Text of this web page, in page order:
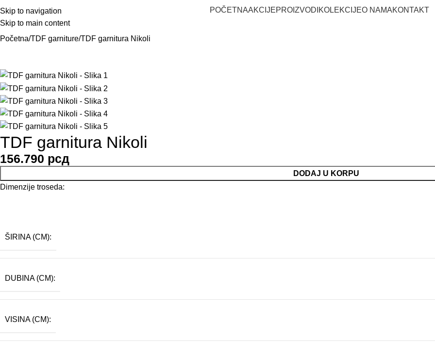
Skip to navigation
Skip to main content
POČETNAAKCIJEPROIZVODI KOLEKCIJEO NAMAKONTAKT
Početna TDF garniture TDF garnitura Nikoli
TDF garnitura Nikoli
156.790 рсд
DODAJ U KORPU
Dimenzije troseda:
ŠIRINA (CM):
DUBINA (CM):
VISINA (CM):